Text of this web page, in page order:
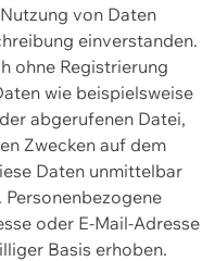
von Daten
einverstanden.
ohne Registrierung
wie beispielsweise
abgerufenen Datei,
Zwecken auf dem
Daten unmittelbar
oder E-Mail-Adresse
Basis erhoben.